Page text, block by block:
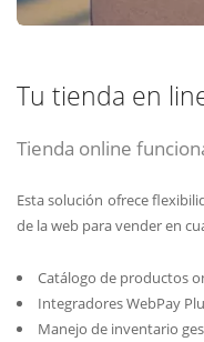
Tu tienda en
Tienda online
Esta solución ofrece
de la web para vender en
Catálogo de productos
Integradores WebPay
Manejo de inventario